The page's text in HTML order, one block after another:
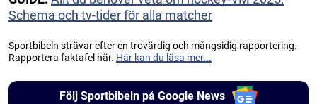
Schema och tv-tider för alla matcher
Sportbibeln strävar efter en trovärdig och mångsidig rapportering.
Rapportera faktafel här. Här kan du läsa mer...
Följ Sportbibeln på Google News